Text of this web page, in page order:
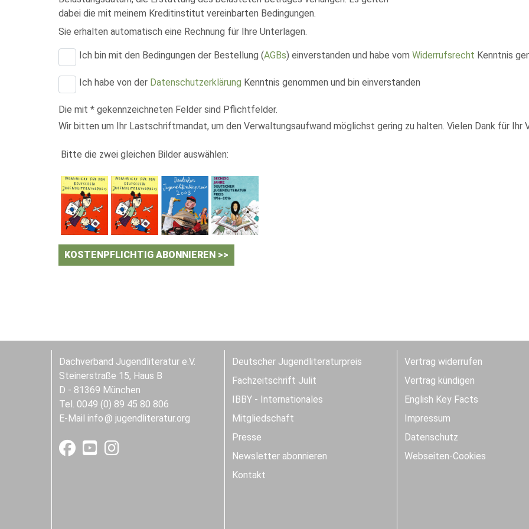
dabei die mit meinem Kreditinstitut vereinbarten Bedingungen.
Sie erhalten automatisch eine Rechnung für Ihre Unterlagen.
Ich bin mit den Bedingungen der Bestellung (AGBs) einverstanden und habe vom Widerrufsrecht Kenntnis
Ich habe von der Datenschutzerklärung Kenntnis genommen und bin einverstanden
Die mit * gekennzeichneten Felder sind Pflichtfelder.
Wir bitten um Ihr Lastschriftmandat, um den Verwaltungsaufwand möglichst gering zu halten. Vielen Dank für Ihr
Bitte die zwei gleichen Bilder auswählen:
KOSTENPFLICHTIG ABONNIEREN >>
Dachverband Jugendliteratur e.V.
Steinerstraße 15, Haus B
D - 81369 München
Tel. 0049 (0) 89 45 80 806
E-Mail info jugendliteratur.org
Deutscher Jugendliteraturpreis
Fachzeitschrift Julit
IBBY - Internationales
Mitgliedschaft
Presse
Newsletter abonnieren
Kontakt
Vertrag widerrufen
Vertrag kündigen
English Key Facts
Impressum
Datenschutz
Webseiten-Cookies